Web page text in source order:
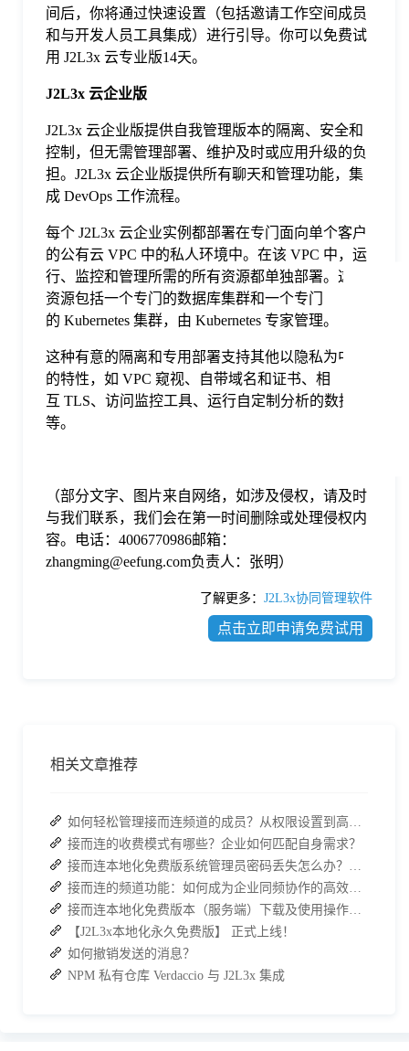
见
题
间后，你将通过快速设置（包括邀请工作空间成员
和与开发人员工具集成）进行引导。你可以免费试
用 J2L3x 云专业版14天。
J2L3x 云企业版
J2L3x 云企业版提供自我管理版本的隔离、安全和
控制，但无需管理部署、维护及时或应用升级的负
担。J2L3x 云企业版提供所有聊天和管理功能，集
成 DevOps 工作流程。
每个 J2L3x 云企业实例都部署在专门面向单个客户
的公有云 VPC 中的私人环境中。在该 VPC 中，运
行、监控和管理所需的所有资源都单独部署。这些
资源包括一个专门的数据库集群和一个专门
的 Kubernetes 集群，由 Kubernetes 专家管理。
这种有意的隔离和专用部署支持其他以隐私为中心
的特性，如 VPC 窥视、自带域名和证书、相
互 TLS、访问监控工具、运行自定制分析的数据库
等。
（部分文字、图片来自网络，如涉及侵权，请及时
与我们联系，我们会在第一时间删除或处理侵权内
容。电话：4006770986邮箱：
zhangming@eefung.com负责人：张明）
了解更多： J2L3x协同管理软件
点击立即申请免费试用
相关文章推荐
如何轻松管理接而连频道的成员？从权限设置到高效协作全指南
接而连的收费模式有哪些？企业如何匹配自身需求？
接而连本地化免费版系统管理员密码丢失怎么办？两种解决方案帮你快速恢复权限
接而连的频道功能：如何成为企业同频协作的高效枢纽？
接而连本地化免费版本（服务端）下载及使用操作手册
【J2L3x本地化永久免费版】 正式上线！
如何撤销发送的消息？
NPM 私有仓库 Verdaccio 与 J2L3x 集成